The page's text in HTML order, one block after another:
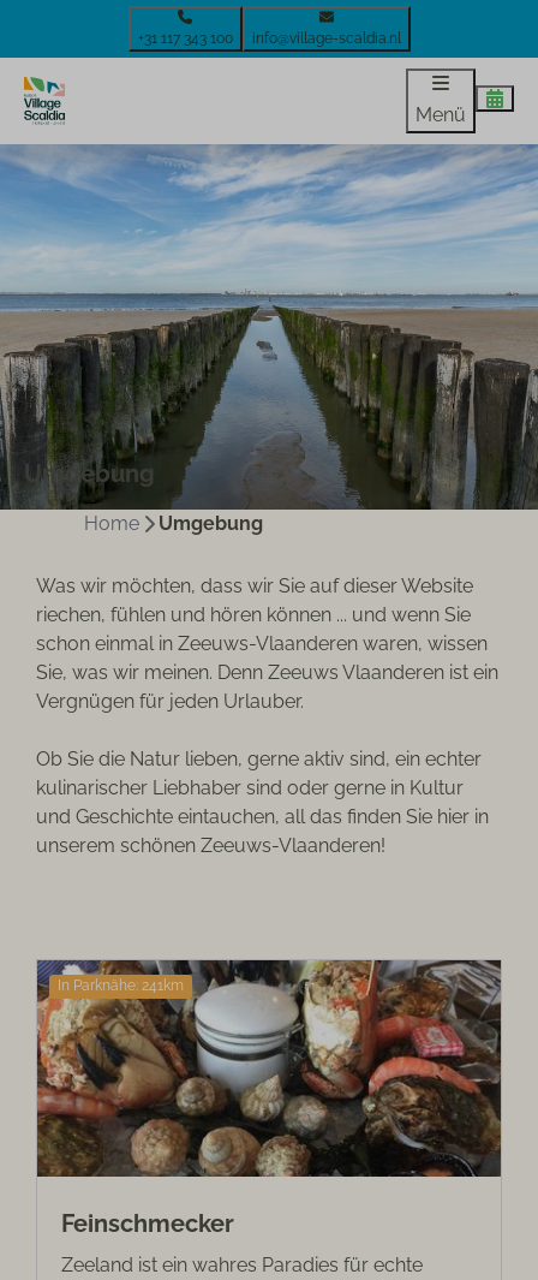
+31 117 343 100 info@village-scaldia.nl
Menü
Umgebung
Home Umgebung
Was wir möchten, dass wir Sie auf dieser Website
riechen, fühlen und hören können ... und wenn Sie
schon einmal in Zeeuws-Vlaanderen waren, wissen
Sie, was wir meinen. Denn Zeeuws Vlaanderen ist ein
Vergnügen für jeden Urlauber.
Ob Sie die Natur lieben, gerne aktiv sind, ein echter
kulinarischer Liebhaber sind oder gerne in Kultur
und Geschichte eintauchen, all das finden Sie hier in
unserem schönen Zeeuws-Vlaanderen!
In Parknähe: 241km
Feinschmecker
Zeeland ist ein wahres Paradies für echte